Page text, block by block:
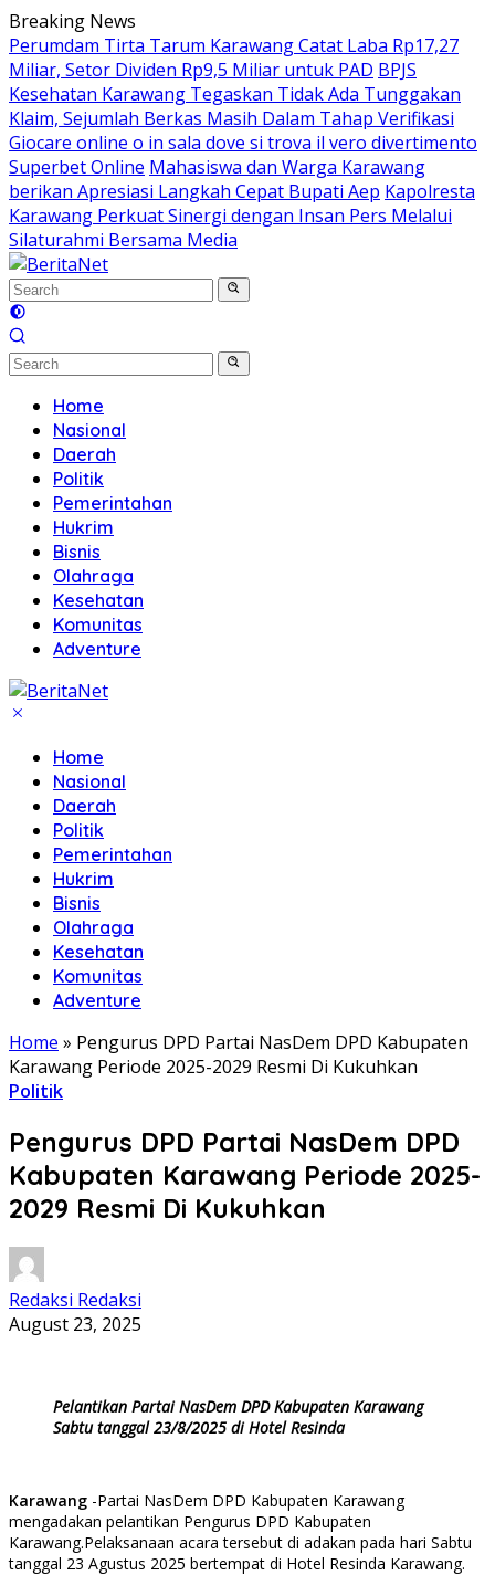
Skip
to
content
Breaking News
Perumdam Tirta Tarum Karawang Catat Laba Rp17,27
Miliar, Setor Dividen Rp9,5 Miliar untuk PAD BPJS
Kesehatan Karawang Tegaskan Tidak Ada Tunggakan
Klaim, Sejumlah Berkas Masih Dalam Tahap Verifikasi
Giocare online o in sala dove si trova il vero divertimento
Superbet Online Mahasiswa dan Warga Karawang
berikan Apresiasi Langkah Cepat Bupati Aep Kapolresta
Karawang Perkuat Sinergi dengan Insan Pers Melalui
Silaturahmi Bersama Media
Home
Nasional
Daerah
Politik
Pemerintahan
Hukrim
Bisnis
Olahraga
Kesehatan
Komunitas
Adventure
Home
Nasional
Daerah
Politik
Pemerintahan
Hukrim
Bisnis
Olahraga
Kesehatan
Komunitas
Adventure
Home » Pengurus DPD Partai NasDem DPD Kabupaten
Karawang Periode 2025-2029 Resmi Di Kukuhkan
Politik
Pengurus DPD Partai NasDem DPD
Kabupaten Karawang Periode 2025-
2029 Resmi Di Kukuhkan
Redaksi Redaksi
August 23, 2025
Pelantikan Partai NasDem DPD Kabupaten Karawang
Sabtu tanggal 23/8/2025 di Hotel Resinda
Karawang -Partai NasDem DPD Kabupaten Karawang
mengadakan pelantikan Pengurus DPD Kabupaten
Karawang.Pelaksanaan acara tersebut di adakan pada hari Sabtu
tanggal 23 Agustus 2025 bertempat di Hotel Resinda Karawang.